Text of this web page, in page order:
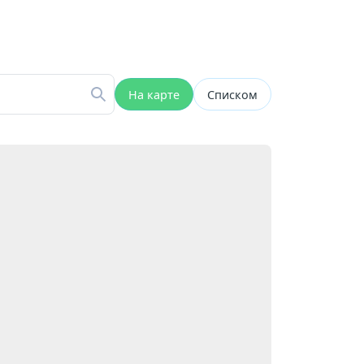
На карте Списком